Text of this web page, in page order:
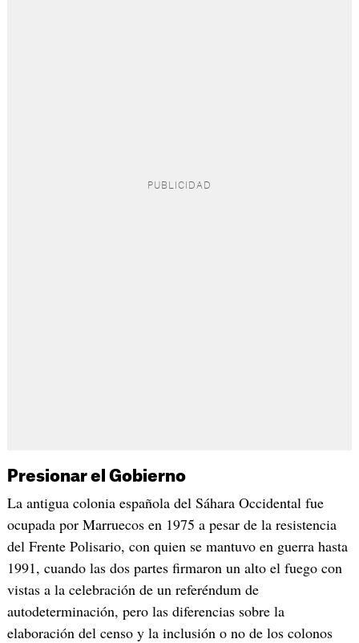
Presionar el Gobierno
La antigua colonia española del Sáhara Occidental fue
ocupada por Marruecos en 1975 a pesar de la resistencia
del Frente Polisario, con quien se mantuvo en guerra hasta
1991, cuando las dos partes firmaron un alto el fuego con
vistas a la celebración de un referéndum de
autodeterminación, pero las diferencias sobre la
elaboración del censo y la inclusión o no de los colonos